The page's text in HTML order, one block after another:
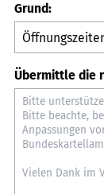
Grund:
Übermittle die